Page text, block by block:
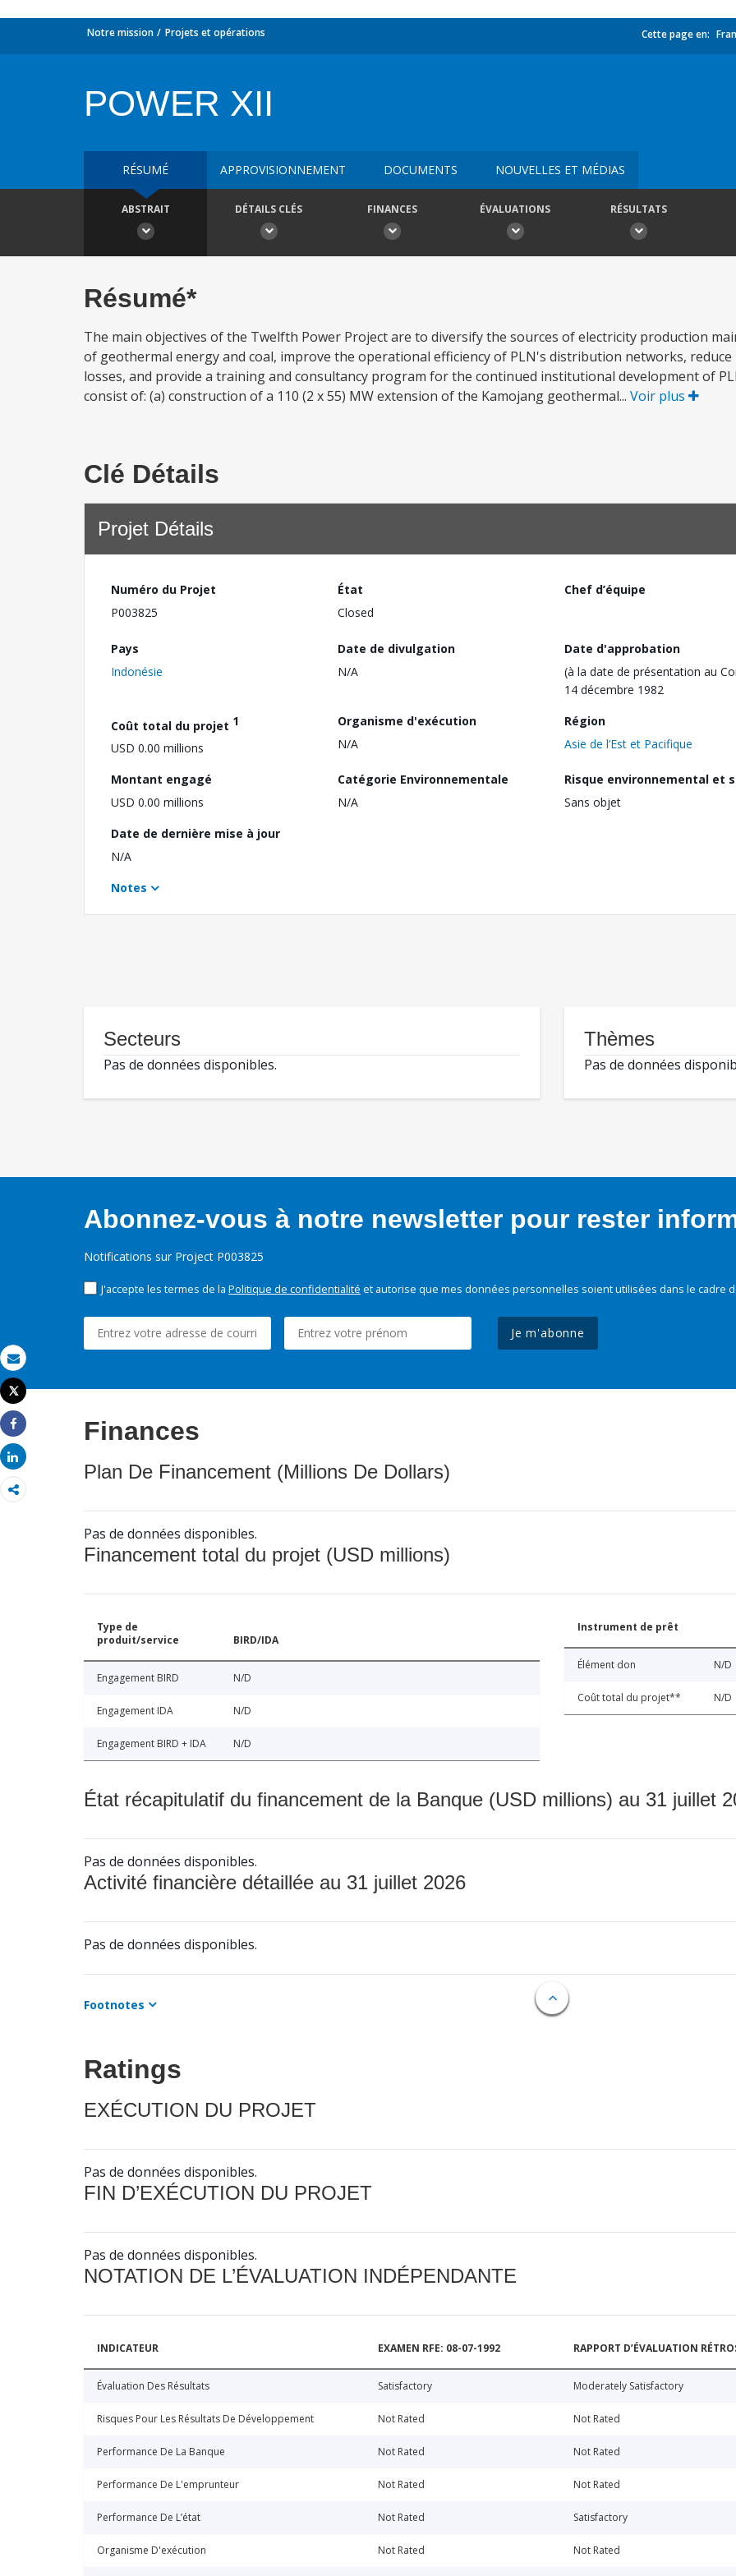
Email
Imprimer
Tweet
Share
Share
Notre mission Projets et opérations Cette page en:
POWER XII
RÉSUMÉ APPROVISIONNEMENT DOCUMENTS NOUVELLES ET MÉDIAS
ABSTRAIT DÉTAILS CLÉS FINANCES ÉVALUATIONS RÉSULTATS
Résumé*
The main objectives of the Twelfth Power Project are to diversify the sources of electricity production
of geothermal energy and coal, improve the operational efficiency of PLN's distribution networks, reduce
losses, and provide a training and consultancy program for the continued institutional development of
consist of: (a) construction of a 110 (2 x 55) MW extension of the Kamojang geothermal... Voir plus
Clé Détails
Projet Détails
Numéro du Projet
P003825
État
Closed
Chef d’équipe
Pays
Indonésie
Date de divulgation
N/A
Date d'approbation
(à la date de présentation au
14 décembre 1982
Coût total du projet 1
USD 0.00 millions
Organisme d'exécution
N/A
Région
Asie de l’Est et Pacifique
Montant engagé
USD 0.00 millions
Catégorie Environnementale
N/A
Risque environnemental et
Sans objet
Date de dernière mise à jour
N/A
Notes
Secteurs
Pas de données disponibles.
Thèmes
Pas de données
Abonnez-vous à notre newsletter pour rester
Notifications sur Project P003825
J'accepte les termes de la Politique de confidentialité et autorise que mes données personnelles soient utilisées dans le cadre
Je m'abonne
Finances
Plan De Financement (Millions De Dollars)
Pas de données disponibles.
Financement total du projet (USD millions)
Type de
produit/service
BIRD/IDA
Engagement BIRD N/D
Engagement IDA N/D
Engagement BIRD + IDA N/D
Instrument de prêt
Élément don N/D
Coût total du projet** N/D
État récapitulatif du financement de la Banque (USD millions) au 31 juillet
Pas de données disponibles.
Activité financière détaillée au 31 juillet 2026
Pas de données disponibles.
Footnotes
Ratings
EXÉCUTION DU PROJET
Pas de données disponibles.
FIN D’EXÉCUTION DU PROJET
Pas de données disponibles.
NOTATION DE L’ÉVALUATION INDÉPENDANTE
INDICATEUR EXAMEN RFE: 08-07-1992 RAPPORT D’ÉVALUATION
Évaluation Des Résultats Satisfactory Moderately Satisfactory
Risques Pour Les Résultats De Développement Not Rated Not Rated
Performance De La Banque Not Rated Not Rated
Performance De L'emprunteur Not Rated Not Rated
Performance De L’état Not Rated Satisfactory
Organisme D'exécution Not Rated Not Rated